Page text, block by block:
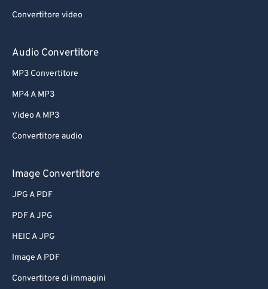
Convertitore video
Audio Convertitore
MP3 Convertitore
MP4 A MP3
Video A MP3
Convertitore audio
Image Convertitore
JPG A PDF
PDF A JPG
HEIC A JPG
Image A PDF
Convertitore di immagini